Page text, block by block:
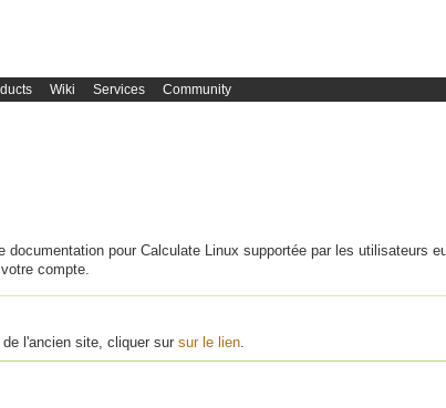
Wiki Services Community
documentation pour Calculate Linux supportée par les utilisateurs
compte.
l'ancien site, cliquer sur sur le lien